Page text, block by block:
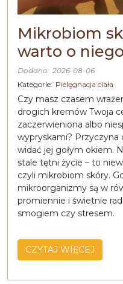
Mikrobiom
warto o
Dodano: 2026-08-06
Kategorie: Pielęgnacja ciała
Czy masz czasem
drogich kremów Twoja
zaczerwieniona albo
wypryskami? Przyczyna
widać jej gołym okiem.
stale tętni życie – to
czyli mikrobiom skóry.
mikroorganizmy są w
promiennie i świetnie
smogiem czy stresem.
CZYTAJ WIĘCEJ